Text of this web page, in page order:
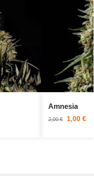
Amnesia
2,00€ 1,00€